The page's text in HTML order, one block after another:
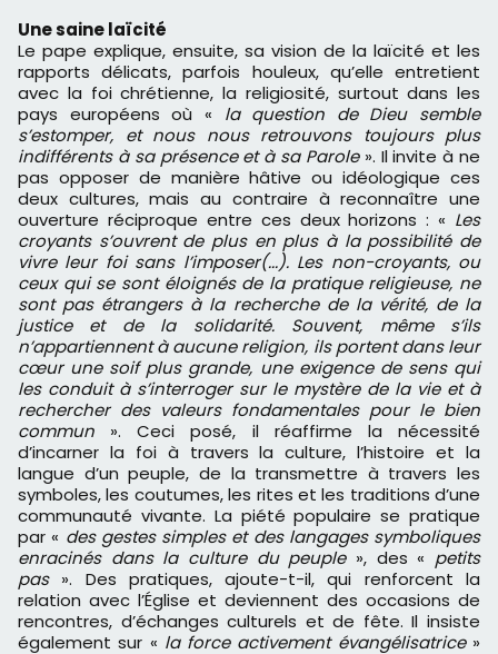
Une saine laïcité
Le pape explique, ensuite, sa vision de la laïcité et les
rapports délicats, parfois houleux, qu’elle entretient
avec la foi chrétienne, la religiosité, surtout dans les
pays européens où « la question de Dieu semble
s’estomper, et nous nous retrouvons toujours plus
indifférents à sa présence et à sa Parole». Il invite à ne
pas opposer de manière hâtive ou idéologique ces
deux cultures, mais au contraire à reconnaître une
ouverture réciproque entre ces deux horizons : « Les
croyants s’ouvrent de plus en plus à la possibilité de
vivre leur foi sans l’imposer(...). Les non-croyants, ou
ceux qui se sont éloignés de la pratique religieuse, ne
sont pas étrangers à la recherche de la vérité, de la
justice et de la solidarité. Souvent, même s’ils
n’appartiennent à aucune religion, ils portent dans leur
cœur une soif plus grande, une exigence de sens qui
les conduit à s’interroger sur le mystère de la vie et à
rechercher des valeurs fondamentales pour le bien
commun ». Ceci posé, il réaffirme la nécessité
d’incarner la foi à travers la culture, l’histoire et la
langue d’un peuple, de la transmettre à travers les
symboles, les coutumes, les rites et les traditions d’une
communauté vivante. La piété populaire se pratique
par « des gestes simples et des langages symboliques
enracinés dans la culture du peuple », des « petits
pas». Des pratiques, ajoute-t-il, qui renforcent la
relation avec l’Église et deviennent des occasions de
rencontres, d’échanges culturels et de fête. Il insiste
également sur « la force activement évangélisatrice»